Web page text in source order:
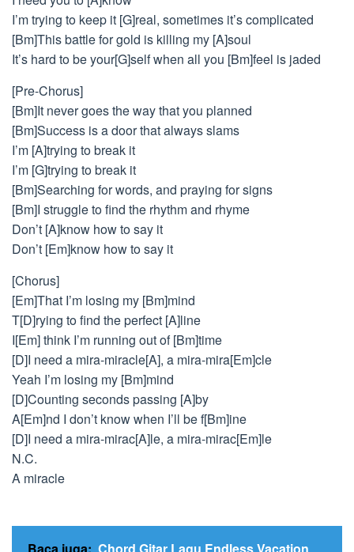
I’m trying to keep it [G]real, sometimes it’s complicated
[Bm]This battle for gold is killing my [A]soul
It’s hard to be your[G]self when all you [Bm]feel is jaded
[Pre-Chorus]
[Bm]It never goes the way that you planned
[Bm]Success is a door that always slams
I’m [A]trying to break it
I’m [G]trying to break it
[Bm]Searching for words, and praying for signs
[Bm]I struggle to find the rhythm and rhyme
Don’t [A]know how to say it
Don’t [Em]know how to say it
[Chorus]
[Em]That I’m losing my [Bm]mind
T[D]rying to find the perfect [A]line
I[Em] think I’m running out of [Bm]time
[D]I need a mira-miracle[A], a mira-mira[Em]cle
Yeah I’m losing my [Bm]mind
[D]Counting seconds passing [A]by
A[Em]nd I don’t know when I’ll be f[Bm]ine
[D]I need a mira-mirac[A]le, a mira-mirac[Em]le
N.C.
A miracle